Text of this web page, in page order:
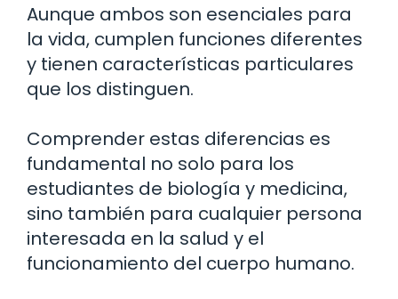
Aunque ambos son esenciales para
la vida, cumplen funciones diferentes
y tienen características particulares
que los distinguen.
Comprender estas diferencias es
fundamental no solo para los
estudiantes de biología y medicina,
sino también para cualquier persona
interesada en la salud y el
funcionamiento del cuerpo humano.